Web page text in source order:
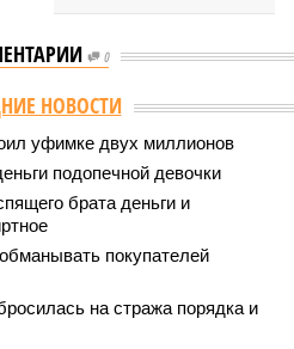
0
НОВОСТИ
уфимке двух миллионов
подопечной девочки
брата деньги и
покупателей
на стража порядка и